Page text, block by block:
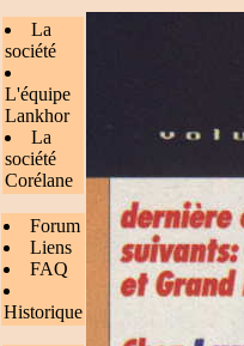
La
société
L'équipe
Lankhor
La
société
Corélane
Forum
Liens
FAQ
Historique